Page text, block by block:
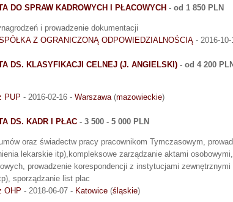
DO SPRAW KADROWYCH I PŁACOWYCH - od 1 850 PLN
i prowadzenie dokumentacji
Z OGRANICZONĄ ODPOWIEDZIALNOŚCIĄ - 2016-10-
DS. KLASYFIKACJI CELNEJ (J. ANGIELSKI) - od 4 200 PLN
PUP - 2016-02-16 - Warszawa(mazowieckie)
DS. KADR I PŁAC - 3 500 - 5 000 PLN
oraz świadectw pracy pracownikom Tymczasowym,
lekarskie itp),kompleksowe zarządzanie aktami
prowadzenie korespondencji z instytucjami
sporządzanie list płac
OHP - 2018-06-07 - Katowice (śląskie)